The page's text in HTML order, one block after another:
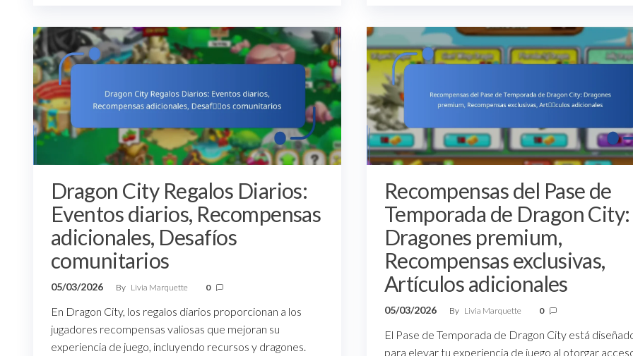
Dragon City Regalos Diarios:
Eventos diarios, Recompensas
adicionales, Desafíos
comunitarios
05/03/2026 By Livia Marquette 0
En Dragon City, los regalos diarios proporcionan a los
jugadores recompensas valiosas que mejoran su
experiencia de juego, incluyendo recursos y dragones.
Recompensas del Pase de
Temporada de Dragon City:
Dragones premium,
Recompensas exclusivas,
Artículos adicionales
05/03/2026 By Livia Marquette 0
El Pase de Temporada de Dragon City está
para elevar tu experiencia de juego al otorgar